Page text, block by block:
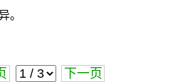
。
下一页